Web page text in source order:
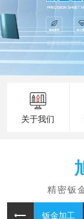
关于我们
钣金加工